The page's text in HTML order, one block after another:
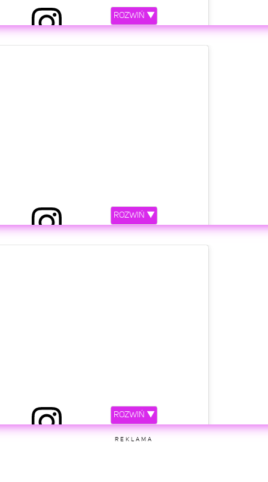
przez Karol Wiśniewski (@frizoluszek)
przez Karol Wiśniewski (@frizoluszek)
ROZWIŃ ▼
przez Karol Wiśniewski (@frizoluszek)
ROZWIŃ ▼
ROZWIŃ ▼
REKLAMA